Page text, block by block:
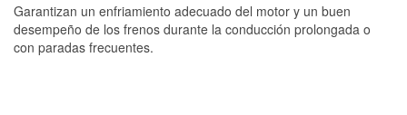
Garantizan un enfriamiento adecuado del motor y un buen
desempeño de los frenos durante la conducción prolongada o
con paradas frecuentes.